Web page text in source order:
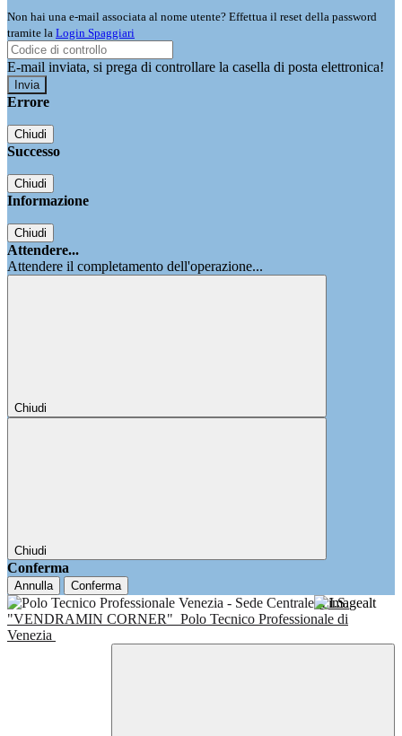
Non hai una e-mail associata al nome utente? Effettua il reset della password
tramite la Login Spaggiari
E-mail inviata, si prega di controllare la casella di posta elettronica!
Errore
Chiudi
Successo
Chiudi
Informazione
Chiudi
Attendere...
Attendere il completamento dell'operazione...
Chiudi
Chiudi
Conferma
Annulla Conferma
I.I.S.
"VENDRAMIN CORNER" Polo Tecnico Professionale di
Venezia